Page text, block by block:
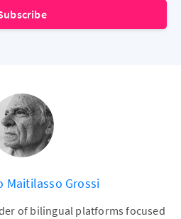
Maitilasso Grossi
of bilingual platforms focused